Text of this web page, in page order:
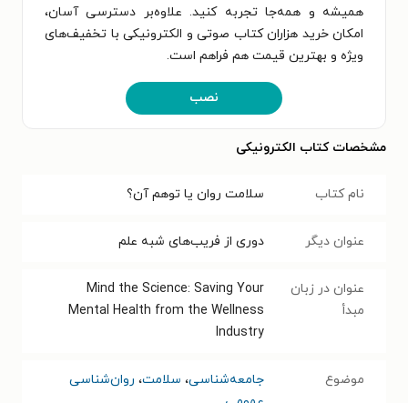
همیشه و همه‌جا تجربه کنید. علاوه‌بر دسترسی آسان،
امکان خرید هزاران کتاب صوتی و الکترونیکی با تخفیف‌های
ویژه و بهترین قیمت هم فراهم است.
نصب
مشخصات کتاب الکترونیکی
نام کتاب سلامت روان یا توهم آن؟
عنوان دیگر دوری از فریب‌های شبه علم
عنوان در زبان
مبدأ
Mind the Science: Saving Your
Mental Health from the Wellness
Industry
موضوع جامعه‌شناسی، سلامت، روان‌شناسی